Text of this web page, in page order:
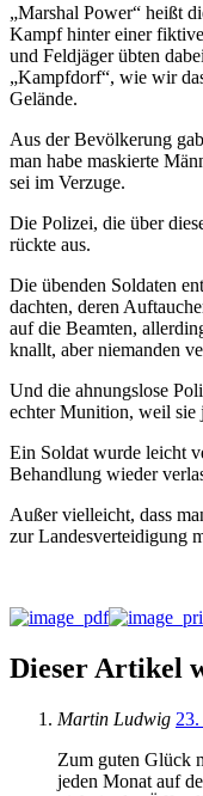
„Marshal Power“ heißt
Kampf hinter einer
und Feldjäger übten
„Kampfdorf“, wie wir
Gelände.
Aus der Bevölkerung
man habe maskierte
sei im Verzuge.
Die Polizei, die über
rückte aus.
Die übenden Soldaten
dachten, deren
auf die Beamten,
knallt, aber niemanden
Und die ahnungslose
echter Munition, weil sie
Ein Soldat wurde leicht
Behandlung wieder
Außer vielleicht, dass
zur Landesverteidigung
Dieser Artikel
Martin Ludwig
Zum guten Glück
jeden Monat auf